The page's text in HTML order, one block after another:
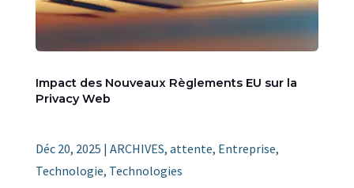
Impact des Nouveaux Règlements EU sur la
Privacy Web
Déc 20, 2025 | ARCHIVES, attente, Entreprise,
Technologie, Technologies